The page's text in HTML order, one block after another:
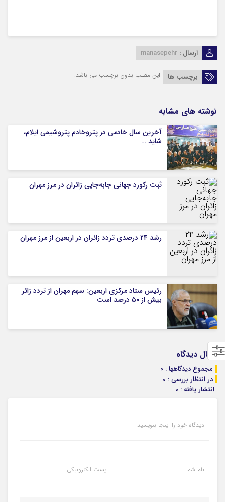
ارسال : manasepehr
برچسب ها این مطلب بدون برچسب می باشد.
نوشته های مشابه
آخرین سال خادمی در پتروخادم پتروشیمی ایلام،
شاید …
ثبت رکورد جهانی جابه‌جایی زائران در مرز مهران
رشد ۲۴ درصدی تردد زائران در اربعین از مرز مهران
رئیس ستاد مرکزی اربعین: سهم مهران از تردد زائر
بیش از ۵۰ درصد است
ارسال دیدگاه
مجموع دیدگاهها : 0
در انتظار بررسی : 0
انتشار یافته : 0
دیدگاه خود را اینجا بنویسید
نام شما پست الکترونیکی